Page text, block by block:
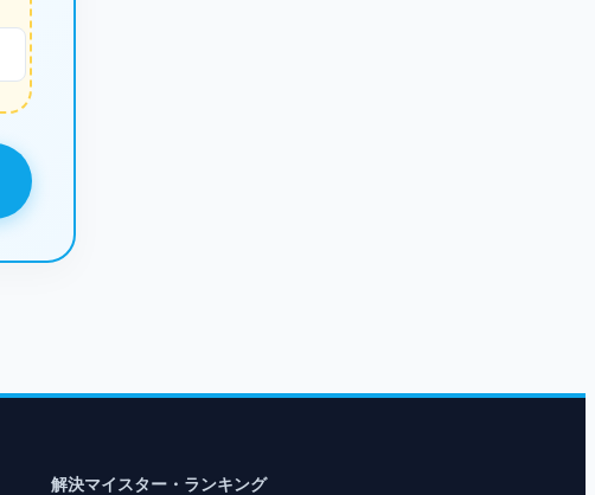
解決マイスター・ランキング